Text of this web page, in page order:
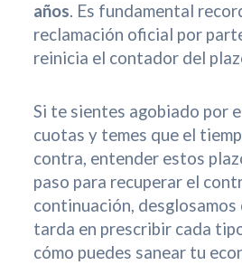
años. Es fundamental
reclamación oficial por
reinicia el contador del
Si te sientes agobiado por
cuotas y temes que el
contra, entender estos
paso para recuperar el
continuación,
tarda en prescribir cada
cómo puedes sanear tu